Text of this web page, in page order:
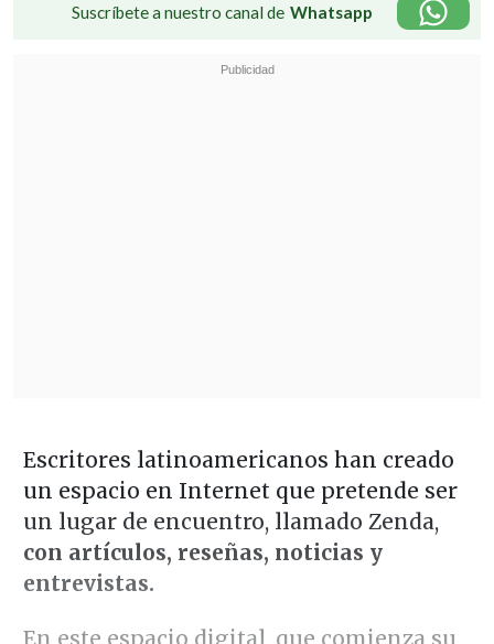
Suscríbete a nuestro canal de Whatsapp
Escritores latinoamericanos han creado
un espacio en Internet que pretende ser
un lugar de encuentro, llamado Zenda,
con artículos, reseñas, noticias y
entrevistas.